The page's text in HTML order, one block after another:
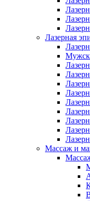
Лазерная
Массаж и